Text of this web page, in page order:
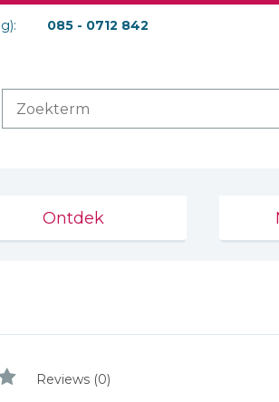
085 - 0712 842
Ontdek
Reviews (0)